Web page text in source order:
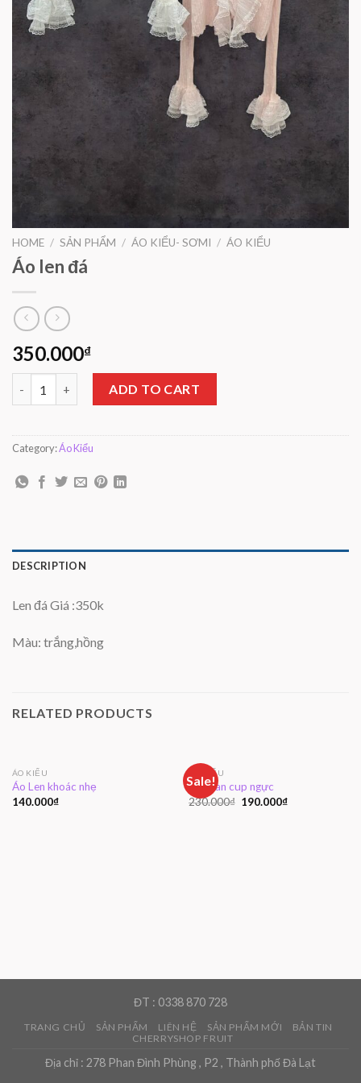
HOME / SẢN PHẨM / ÁO KIỂU- SƠMI / ÁO KIỂU
Áo len đá
350.000₫
ADD TO CART
Category:Áo Kiểu
DESCRIPTION
Len đá Giá :350k
Màu: trắng,hồng
RELATED PRODUCTS
ÁO KIỂU
Áo Len khoác nhẹ
140.000₫
Sale!
ÁO KIỂU
Áo Jean cup ngực
230.000₫ 190.000₫
ĐT : 0338 870 728
TRANG CHỦ SẢN PHẨM LIÊN HỆ SẢN PHẨM MỚI
BẢN TIN
CHERRYSHOP FRUIT
Địa chỉ : 278 Phan Đình Phùng , P2 , Thành phố Đà Lạt